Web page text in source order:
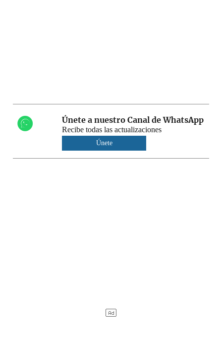
Únete a nuestro Canal de WhatsApp
Recibe todas las actualizaciones
Únete